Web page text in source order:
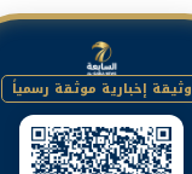
وثيقة إخبارية موثقة رسمياً